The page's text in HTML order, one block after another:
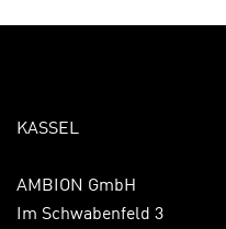
KASSEL
AMBION GmbH
Im Schwabenfeld 3